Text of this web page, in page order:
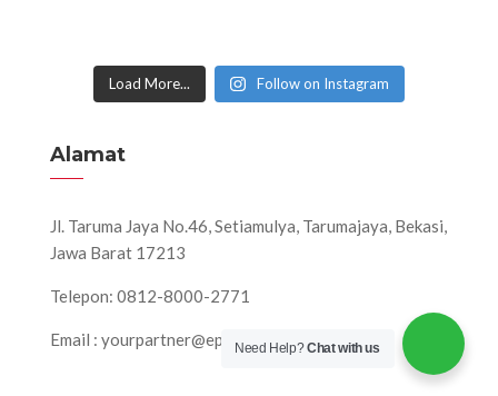
Load More... Follow on Instagram
Alamat
Jl. Taruma Jaya No.46, Setiamulya, Tarumajaya, Bekasi,
Jawa Barat 17213
Telepon: 0812-8000-2771
Email : yourpartner@eps-production.com
Need Help?Chat with us